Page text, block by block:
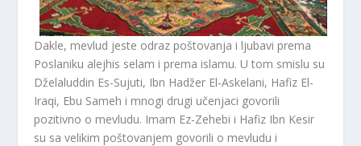
Dakle, mevlud jeste odraz poštovanja i ljubavi prema
Poslaniku alejhis selam i prema islamu. U tom smislu su
Dželaluddin Es-Sujuti, Ibn Hadžer El-Askelani, Hafiz El-
Iraqi, Ebu Sameh i mnogi drugi učenjaci govorili
pozitivno o mevludu. Imam Ez-Zehebi i Hafiz Ibn Kesir
su sa velikim poštovanjem govorili o mevludu i